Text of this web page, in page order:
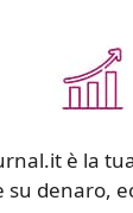
è la
su denaro,